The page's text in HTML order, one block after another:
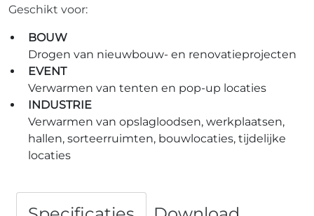
Geschikt voor:
BOUW
Drogen van nieuwbouw- en renovatieprojecten
EVENT
Verwarmen van tenten en pop-up locaties
INDUSTRIE
Verwarmen van opslagloodsen, werkplaatsen,
hallen, sorteerruimten, bouwlocaties, tijdelijke
locaties